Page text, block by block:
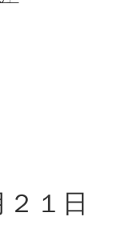
２１日